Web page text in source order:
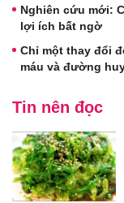
Nghiên cứu mới:
lợi ích bất ngờ
Chỉ một thay đổi
máu và đường
Tin nên đọc